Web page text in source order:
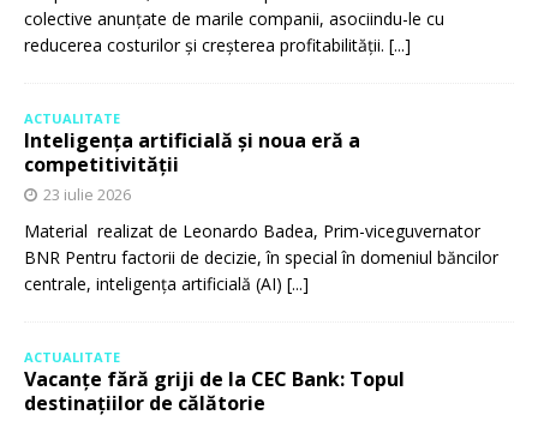
colective anunțate de marile companii, asociindu-le cu
reducerea costurilor și creșterea profitabilității. [...]
ACTUALITATE
Inteligența artificială și noua eră a
competitivității
23 iulie 2026
Material realizat de Leonardo Badea, Prim-viceguvernator
BNR Pentru factorii de decizie, în special în domeniul băncilor
centrale, inteligența artificială (AI) [...]
ACTUALITATE
Vacanțe fără griji de la CEC Bank: Topul
destinațiilor de călătorie